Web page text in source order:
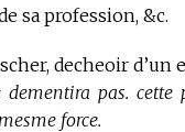
sa profession, &c.
decheoir d’un
pas. cette
force.